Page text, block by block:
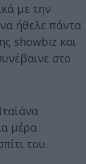
με την
ήθελε πάντα
showbiz και
στο
μέρα
του.